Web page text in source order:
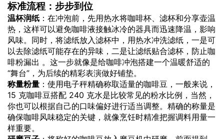
标准流程：步步到位
温杯润纸 ：在冲泡前，先用热水将咖啡杯、滤杯和分享壶温
热，这样可以避免咖啡液接触冰冷的器具而迅速降温，影响
风味。同时，将滤纸放入滤杯中，用热水冲洗滤纸，一是可
以去除滤纸可能存在的异味，二是让滤纸贴合滤杯，防止咖
啡粉漏出 。这一步就像是给咖啡冲泡搭建一个温暖舒适的
“舞台”，为后续的精彩表演做好铺垫。
称量粉量 ：使用电子秤精确称取适量的咖啡豆，一般来说，
15 克咖啡豆搭配 240 克水是比较常见的粉水比例，当然，
你也可以根据自己的口味偏好进行适当调整。精确的称量是
确保咖啡风味稳定的关键，就像烹饪时精准把握调料用量一
样重要。